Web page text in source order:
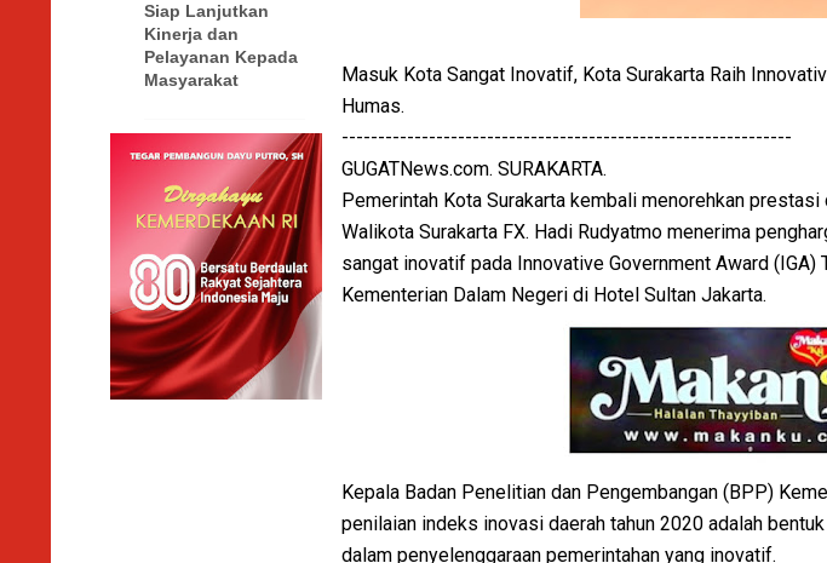
Siap Lanjutkan
Kinerja dan
Pelayanan Kepada
Masyarakat
Masuk Kota Sangat Inovatif, Kota Surakarta Raih
Humas.
--------------------------------------------------------------
GUGATNews.com. SURAKARTA.
Pemerintah Kota Surakarta kembali menorehkan
Walikota Surakarta FX. Hadi Rudyatmo menerima
sangat inovatif pada Innovative Government Award (IGA)
Kementerian Dalam Negeri di Hotel Sultan Jakarta.
Kepala Badan Penelitian dan Pengembangan (BPP)
penilaian indeks inovasi daerah tahun 2020 adalah
dalam penyelenggaraan pemerintahan yang inovatif.